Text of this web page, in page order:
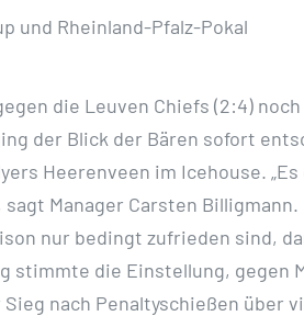
und Rheinland-Pfalz-Pokal
die Leuven Chiefs (2:4)
der Blick der Bären sofort
Heerenveen im Icehouse.
Manager Carsten Billigmann.
nur bedingt zufrieden sind,
stimmte die Einstellung, gegen
nach Penaltyschießen über